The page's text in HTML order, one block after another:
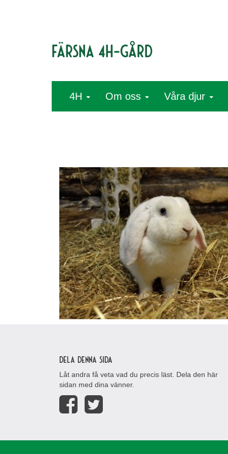
Färsna 4H-gård
4H Om oss Våra djur
Dela denna sida
Låt andra få veta vad du precis läst. Dela den här
sidan med dina vänner.